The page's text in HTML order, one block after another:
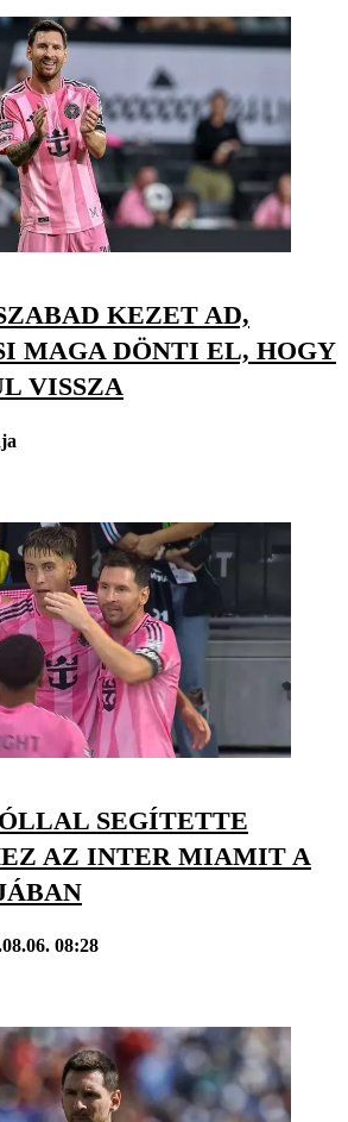
KEZET AD,
MAGA DÖNTI EL, HOGY
VISSZA
SEGÍTETTE
AZ INTER MIAMIT A
08:28